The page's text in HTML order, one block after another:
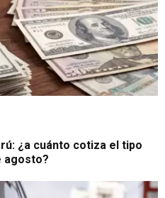
¿a cuánto cotiza el tipo
agosto?